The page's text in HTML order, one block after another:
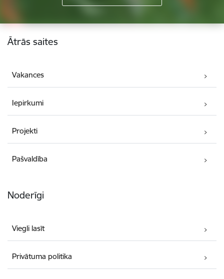
Kājene
Ātrās saites
Vakances
Iepirkumi
Projekti
Pašvaldība
Noderīgi
Viegli lasīt
Privātuma politika